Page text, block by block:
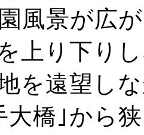
風景が広
上り下り
を遠望し
大橋｣から